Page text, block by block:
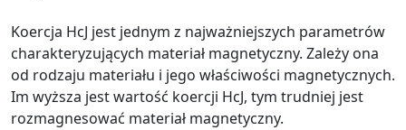
Koercja HcJ jest jednym z najważniejszych parametrów
charakteryzujących materiał magnetyczny. Zależy ona
od rodzaju materiału i jego właściwości magnetycznych.
Im wyższa jest wartość koercji HcJ, tym trudniej jest
rozmagnesować materiał magnetyczny.